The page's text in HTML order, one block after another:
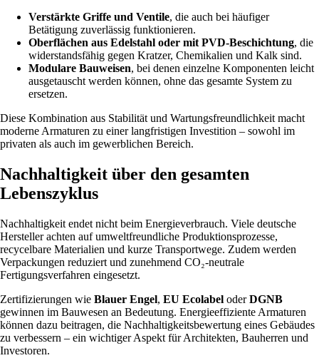
Verstärkte Griffe und Ventile, die auch bei häufiger
Betätigung zuverlässig funktionieren.
Oberflächen aus Edelstahl oder mit PVD-Beschichtung, die
widerstandsfähig gegen Kratzer, Chemikalien und Kalk sind.
Modulare Bauweisen, bei denen einzelne Komponenten leicht
ausgetauscht werden können, ohne das gesamte System zu
ersetzen.
Diese Kombination aus Stabilität und Wartungsfreundlichkeit macht
moderne Armaturen zu einer langfristigen Investition – sowohl im
privaten als auch im gewerblichen Bereich.
Nachhaltigkeit über den gesamten
Lebenszyklus
Nachhaltigkeit endet nicht beim Energieverbrauch. Viele deutsche
Hersteller achten auf umweltfreundliche Produktionsprozesse,
recycelbare Materialien und kurze Transportwege. Zudem werden
Verpackungen reduziert und zunehmend CO₂-neutrale
Fertigungsverfahren eingesetzt.
Zertifizierungen wie Blauer Engel, EU Ecolabel oderDGNB
gewinnen im Bauwesen an Bedeutung. Energieeffiziente Armaturen
können dazu beitragen, die Nachhaltigkeitsbewertung eines Gebäudes
zu verbessern – ein wichtiger Aspekt für Architekten, Bauherren und
Investoren.